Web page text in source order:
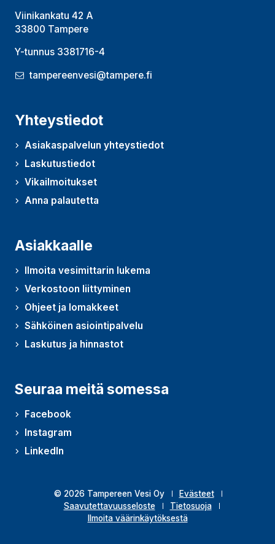
Viinikankatu 42 A
33800 Tampere
Y-tunnus 3381716-4
tampereenvesi@tampere.fi
Yhteystiedot
Asiakaspalvelun yhteystiedot
Laskutustiedot
Vikailmoitukset
Anna palautetta
(Avautuu uudessa ikkunassa)
Asiakkaalle
Ilmoita vesimittarin lukema
Verkostoon liittyminen
Ohjeet ja lomakkeet
Sähköinen asiointipalvelu
Laskutus ja hinnastot
Seuraa meitä somessa
Facebook
Instagram
LinkedIn
© 2026 Tampereen Vesi Oy
Evästeet
Saavutettavuusseloste
Tietosuoja
Ilmoita väärinkäytöksestä